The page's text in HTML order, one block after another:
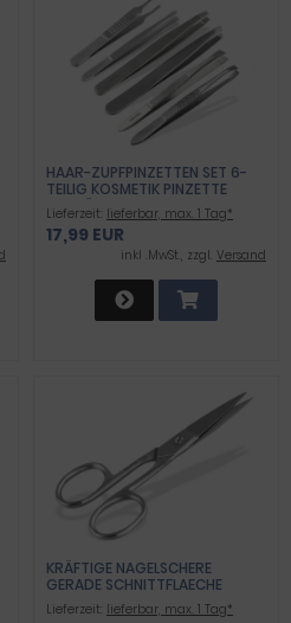
HAAR-ZUPFPINZETTEN SET 6-
TEILIG KOSMETIK PINZETTE
SCHRÄG + GERADE
Lieferzeit: lieferbar, max. 1 Tag*
17,99 EUR
inkl .MwSt., zzgl. Versand
KRÄFTIGE NAGELSCHERE
GERADE SCHNITTFLAECHE
Lieferzeit: lieferbar, max. 1 Tag*